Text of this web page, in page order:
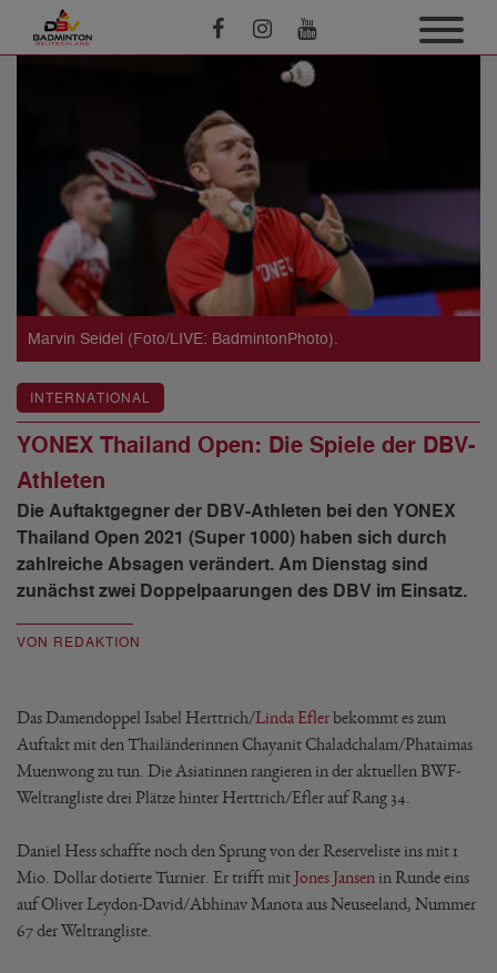
Marvin Seidel (Foto/LIVE: BadmintonPhoto).
INTERNATIONAL
YONEX Thailand Open: Die Spiele der DBV-
Athleten
Die Auftaktgegner der DBV-Athleten bei den YONEX
Thailand Open 2021 (Super 1000) haben sich durch
zahlreiche Absagen verändert. Am Dienstag sind
zunächst zwei Doppelpaarungen des DBV im Einsatz.
VON REDAKTION
Das Damendoppel Isabel Herttrich/Linda Eflerbekommt es zum
Auftakt mit den Thailänderinnen Chayanit Chaladchalam/Phataimas
Muenwong zu tun. Die Asiatinnen rangieren in der aktuellen BWF-
Weltrangliste drei Plätze hinter Herttrich/Efler auf Rang 34.
Daniel Hess schaffte noch den Sprung von der Reserveliste ins mit 1
Mio. Dollar dotierte Turnier. Er trifft mit Jones Jansen in Runde eins
auf Oliver Leydon-David/Abhinav Manota aus Neuseeland, Nummer
67 der Weltrangliste.